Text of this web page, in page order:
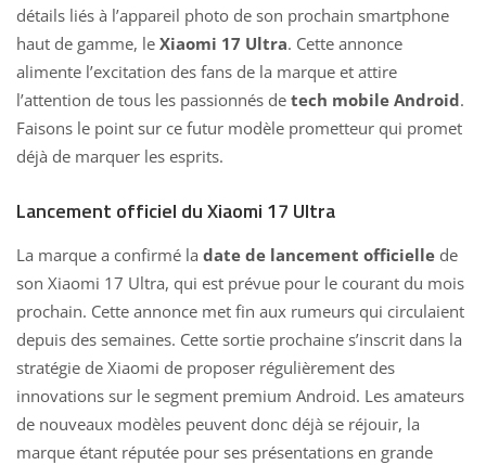
détails liés à l’appareil photo de son prochain smartphone
haut de gamme, le Xiaomi 17 Ultra. Cette annonce
alimente l’excitation des fans de la marque et attire
l’attention de tous les passionnés de tech mobile Android.
Faisons le point sur ce futur modèle prometteur qui promet
déjà de marquer les esprits.
Lancement officiel du Xiaomi 17 Ultra
La marque a confirmé la date de lancement officielle de
son Xiaomi 17 Ultra, qui est prévue pour le courant du mois
prochain. Cette annonce met fin aux rumeurs qui circulaient
depuis des semaines. Cette sortie prochaine s’inscrit dans la
stratégie de Xiaomi de proposer régulièrement des
innovations sur le segment premium Android. Les amateurs
de nouveaux modèles peuvent donc déjà se réjouir, la
marque étant réputée pour ses présentations en grande